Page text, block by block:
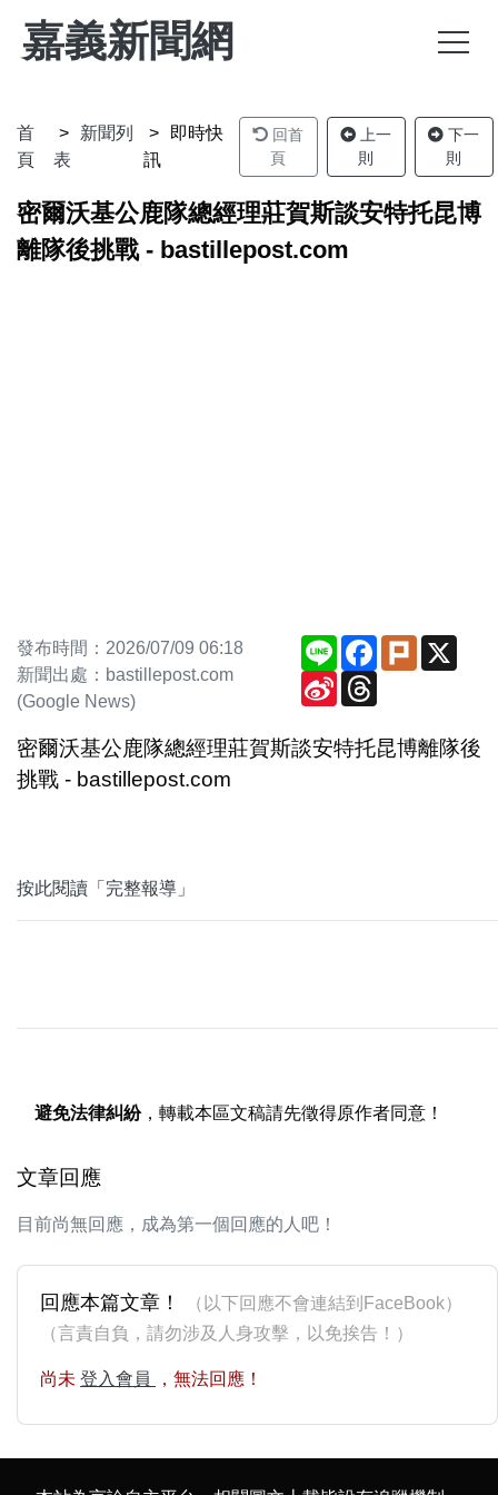
嘉義新聞網
首
頁
新聞列
表
即時快
訊
回首
頁
上一
則
下一
則
密爾沃基公鹿隊總經理莊賀斯談安特托昆博
離隊後挑戰 - bastillepost.com
發布時間：2026/07/09 06:18
新聞出處：bastillepost.com
(Google News)
Line Facebook
PlurkX
Sina
Weibo
Threads
密爾沃基公鹿隊總經理莊賀斯談安特托昆博離隊後
挑戰 - bastillepost.com
按此閱讀「完整報導」
避免法律糾紛，轉載本區文稿請先徵得原作者同意！
文章回應
目前尚無回應，成為第一個回應的人吧！
回應本篇文章！
（以下回應不會連結到FaceBook）
（言責自負，請勿涉及人身攻擊，以免挨告！）
尚未 登入會員 ，無法回應！